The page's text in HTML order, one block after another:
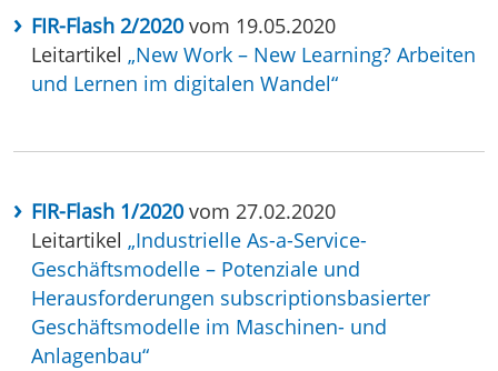
FIR-Flash 2/2020vom 19.05.2020
Leitartikel „New Work – New Learning? Arbeiten
und Lernen im digitalen Wandel“
FIR-Flash 1/2020vom 27.02.2020
Leitartikel „Industrielle As-a-Service-
Geschäftsmodelle – Potenziale und
Herausforderungen subscriptionsbasierter
Geschäftsmodelle im Maschinen- und
Anlagenbau“